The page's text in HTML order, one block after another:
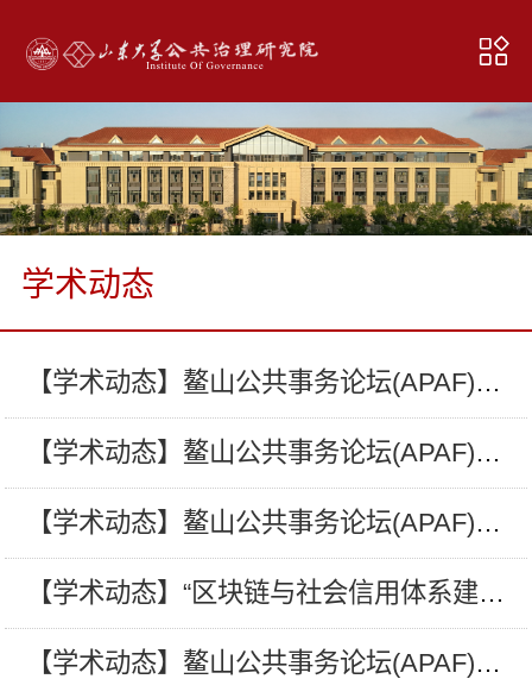
学术动态
【学术动态】鳌山公共事务论坛(APAF)第十九讲—传统文学经典与现代影视—以《水浒传》为例
【学术动态】鳌山公共事务论坛(APAF)第十八讲—在实际生活中遇见研究问题
【学术动态】鳌山公共事务论坛(APAF)第十六讲—地方治理中的科层制与政治动员
【学术动态】“区块链与社会信用体系建设”学术研讨会通知
【学术动态】鳌山公共事务论坛(APAF)第十五讲——正确把握“三个标志着”坚决打赢打好脱贫攻坚战